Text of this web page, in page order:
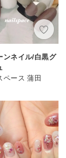
ンネイル/白黒グ
ペース 蒲田